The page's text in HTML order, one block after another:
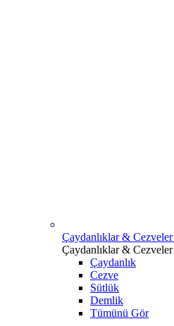
Çaydanlıklar & Cezveler
Çaydanlıklar & Cezveler
Çaydanlık
Cezve
Sütlük
Demlik
Tümünü Gör